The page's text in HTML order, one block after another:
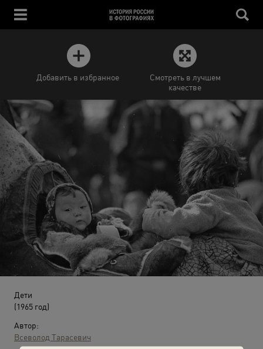
Добавить в избранное
Смотреть в лучшем
качестве
Дети
(1965 год)
Автор:
Всеволод Тарасевич